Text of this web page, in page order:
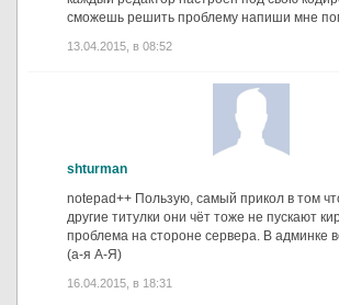
сможешь решить проблему напиши мне
13.04.2015, в 08:52
shturman
notepad++ Пользую, самый прикол в том
другие титулки они чёт тоже не пускают
проблема на стороне сервера. В админке
(а-я А-Я)
16.04.2015, в 18:31